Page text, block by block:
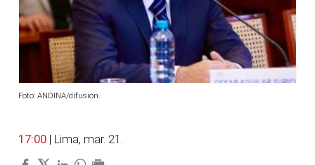
Foto: ANDINA/difusión.
17:00 | Lima, mar. 21.